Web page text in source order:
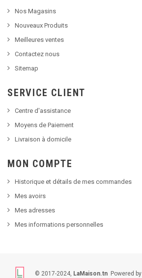
Nos Magasins
Nouveaux Produits
Meilleures ventes
Contactez nous
Sitemap
SERVICE CLIENT
Centre d'assistance
Moyens de Paiement
Livraison à domicile
MON COMPTE
Historique et détails de mes commandes
Mes avoirs
Mes adresses
Mes informations personnelles
© 2017-2024, LaMaison.tn Powered by